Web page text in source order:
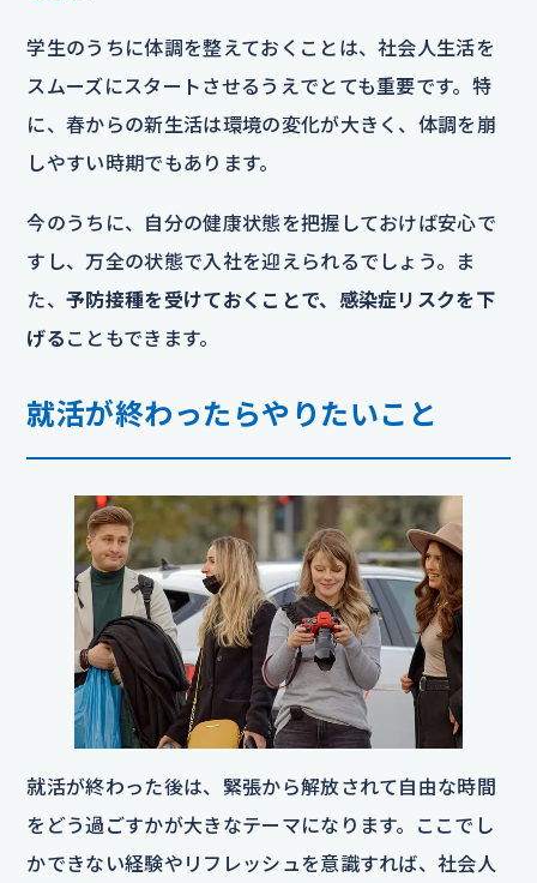
学生のうちに体調を整えておくことは、社会人生活を
スムーズにスタートさせるうえでとても重要です。特
に、春からの新生活は環境の変化が大きく、体調を崩
しやすい時期でもあります。
今のうちに、自分の健康状態を把握しておけば安心で
すし、万全の状態で入社を迎えられるでしょう。ま
た、予防接種を受けておくことで、感染症リスクを下
げる こともできます。
就活が終わったらやりたいこと
就活が終わった後は、緊張から解放されて自由な時間
をどう過ごすかが大きなテーマになります。ここでし
かできない経験やリフレッシュを意識すれば、社会人